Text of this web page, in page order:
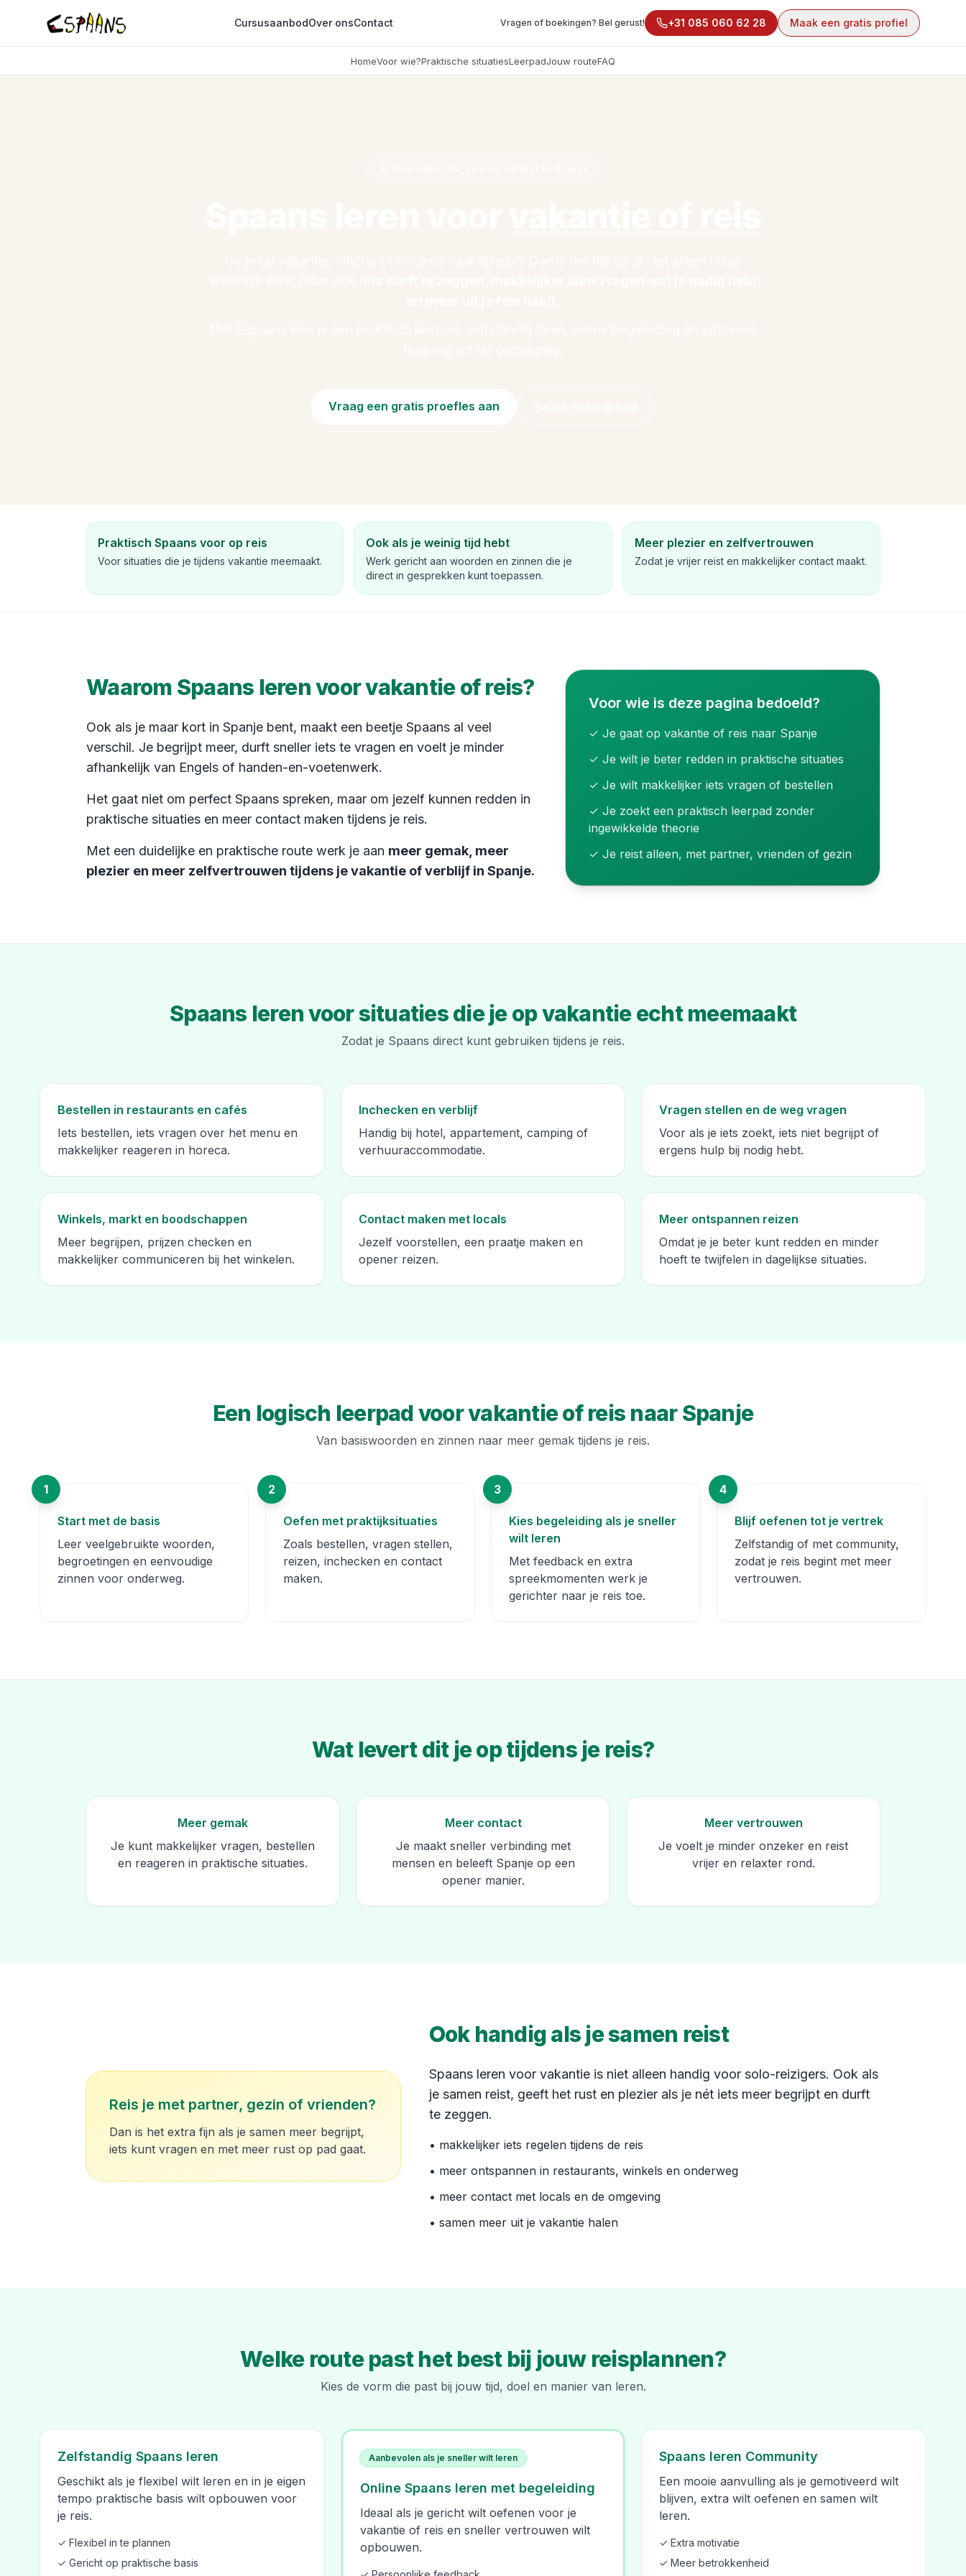
CursusaanbodOver onsContact Vragen of boekingen? Bel gerust! +31 085 060 62 28 Maak een gratis profiel
HomeVoor wie?Praktische situatiesLeerpadJouw routeFAQ
Vraag een gratis proefles aan
Praktisch Spaans voor op reis
Voor situaties die je tijdens vakantie meemaakt.
Ook als je weinig tijd hebt
Werk gericht aan woorden en zinnen die je
direct in gesprekken kunt toepassen.
Meer plezier en zelfvertrouwen
Zodat je vrijer reist en makkelijker contact maakt.
Waarom Spaans leren voor vakantie of reis?
Ook als je maar kort in Spanje bent, maakt een beetje Spaans al veel
verschil. Je begrijpt meer, durft sneller iets te vragen en voelt je minder
afhankelijk van Engels of handen-en-voetenwerk.
Het gaat niet om perfect Spaans spreken, maar om jezelf kunnen redden in
praktische situaties en meer contact maken tijdens je reis.
Met een duidelijke en praktische route werk je aan meer gemak, meer
plezier en meer zelfvertrouwen tijdens je vakantie of verblijf in Spanje.
Voor wie is deze pagina bedoeld?
✓ Je gaat op vakantie of reis naar Spanje
✓ Je wilt je beter redden in praktische situaties
✓ Je wilt makkelijker iets vragen of bestellen
✓ Je zoekt een praktisch leerpad zonder
ingewikkelde theorie
✓ Je reist alleen, met partner, vrienden of gezin
Spaans leren voor situaties die je op vakantie echt meemaakt
Zodat je Spaans direct kunt gebruiken tijdens je reis.
Bestellen in restaurants en cafés
Iets bestellen, iets vragen over het menu en
makkelijker reageren in horeca.
Inchecken en verblijf
Handig bij hotel, appartement, camping of
verhuuraccommodatie.
Vragen stellen en de weg vragen
Voor als je iets zoekt, iets niet begrijpt of
ergens hulp bij nodig hebt.
Winkels, markt en boodschappen
Meer begrijpen, prijzen checken en
makkelijker communiceren bij het winkelen.
Contact maken met locals
Jezelf voorstellen, een praatje maken en
opener reizen.
Meer ontspannen reizen
Omdat je je beter kunt redden en minder
hoeft te twijfelen in dagelijkse situaties.
Een logisch leerpad voor vakantie of reis naar Spanje
Van basiswoorden en zinnen naar meer gemak tijdens je reis.
1
Start met de basis
Leer veelgebruikte woorden,
begroetingen en eenvoudige
zinnen voor onderweg.
2
Oefen met praktijksituaties
Zoals bestellen, vragen stellen,
reizen, inchecken en contact
maken.
3
Kies begeleiding als je sneller
wilt leren
Met feedback en extra
spreekmomenten werk je
gerichter naar je reis toe.
4
Blijf oefenen tot je vertrek
Zelfstandig of met community,
zodat je reis begint met meer
vertrouwen.
Wat levert dit je op tijdens je reis?
Meer gemak
Je kunt makkelijker vragen, bestellen
en reageren in praktische situaties.
Meer contact
Je maakt sneller verbinding met
mensen en beleeft Spanje op een
opener manier.
Meer vertrouwen
Je voelt je minder onzeker en reist
vrijer en relaxter rond.
Reis je met partner, gezin of vrienden?
Dan is het extra fijn als je samen meer begrijpt,
iets kunt vragen en met meer rust op pad gaat.
Ook handig als je samen reist
Spaans leren voor vakantie is niet alleen handig voor solo-reizigers. Ook als
je samen reist, geeft het rust en plezier als je nét iets meer begrijpt en durft
te zeggen.
• makkelijker iets regelen tijdens de reis
• meer ontspannen in restaurants, winkels en onderweg
• meer contact met locals en de omgeving
• samen meer uit je vakantie halen
Welke route past het best bij jouw reisplannen?
Kies de vorm die past bij jouw tijd, doel en manier van leren.
Zelfstandig Spaans leren
Geschikt als je flexibel wilt leren en in je eigen
tempo praktische basis wilt opbouwen voor
je reis.
✓ Flexibel in te plannen
✓ Gericht op praktische basis
Aanbevolen als je sneller wilt leren
Online Spaans leren met begeleiding
Ideaal als je gericht wilt oefenen voor je
vakantie of reis en sneller vertrouwen wilt
opbouwen.
Spaans leren Community
Een mooie aanvulling als je gemotiveerd wilt
blijven, extra wilt oefenen en samen wilt
leren.
✓ Extra motivatie
✓ Meer betrokkenheid